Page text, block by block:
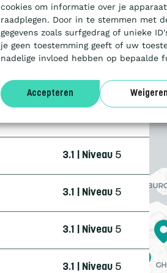
cookies om informatie over je
raadplegen. Door in te stemmen met
gegevens zoals surfgedrag of unieke
je geen toestemming geeft of uw
nadelige invloed hebben op bepaalde
Accepteren Weigeren
3.1 | Niveau5
3.1 | Niveau3
4.0 | Trede3
3.1 | Niveau 5
3.1 | Niveau 5
3.1 | Niveau 5
3.1 | Niveau 5